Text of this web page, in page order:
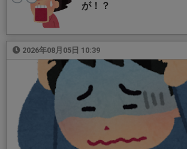
が！？
2026年08月05日 10:39